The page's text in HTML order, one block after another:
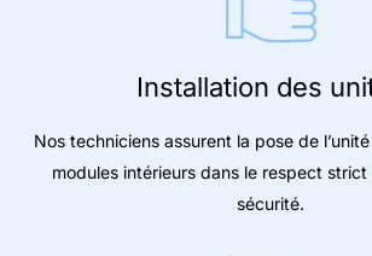
Installation des
Nos techniciens assurent la pose de
modules intérieurs dans le respect
sécurité.